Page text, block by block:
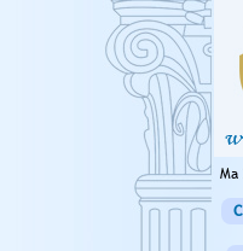
Ma